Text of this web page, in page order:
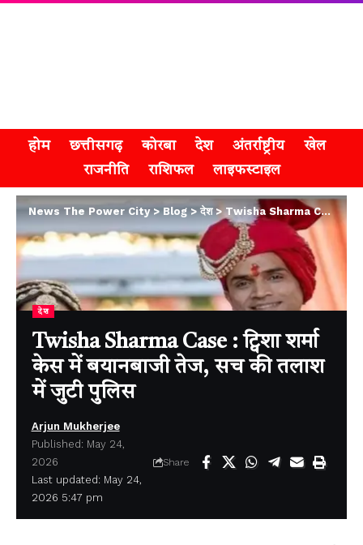
होम छत्तीसगढ़ कोरबा देश अंतर्राष्ट्रीय
खेल
राजनीति
राशिफल लाइफस्टाइल
News The Power City > Blog >देश>Twisha Sharma Case : ट्विशा शर्मा केस में बयानबाजी तेज, सच की तलाश में जुटी पुलिस
देश
Twisha Sharma Case : ट्विशा शर्मा
केस में बयानबाजी तेज, सच की तलाश
में जुटी पुलिस
Last updated: May 24,
2026 5:47 pm
Arjun Mukherjee
Published: May 24,
2026
Share